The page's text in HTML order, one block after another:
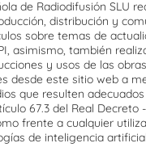
de Radiodifusión SLU
distribución y
sobre temas de
asimismo, también
y usos de las
desde este sitio web a
que resulten
67.3 del Real Decreto
frente a cualquier
de inteligencia